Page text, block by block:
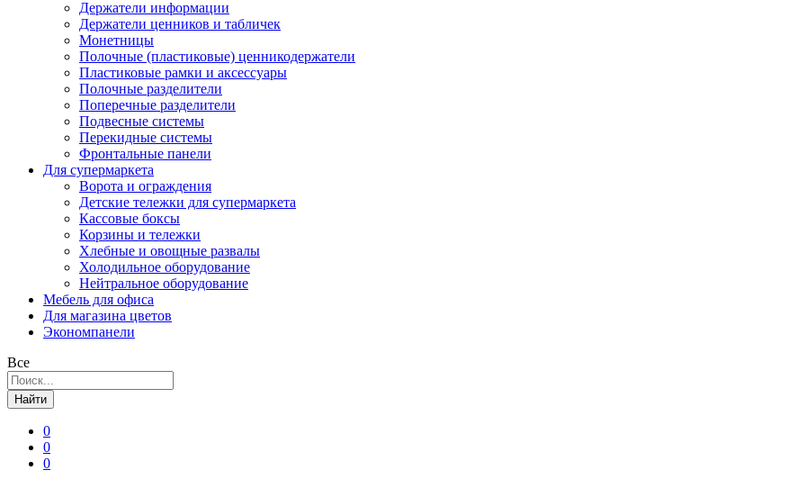
Держатели информации
Держатели ценников и табличек
Монетницы
Полочные (пластиковые) ценникодержатели
Пластиковые рамки и аксессуары
Полочные разделители
Поперечные разделители
Подвесные системы
Перекидные системы
Фронтальные панели
Для супермаркета
Ворота и ограждения
Детские тележки для супермаркета
Кассовые боксы
Корзины и тележки
Хлебные и овощные развалы
Холодильное оборудование
Нейтральное оборудование
Мебель для офиса
Для магазина цветов
Экономпанели
Все
Найти
0
0
0